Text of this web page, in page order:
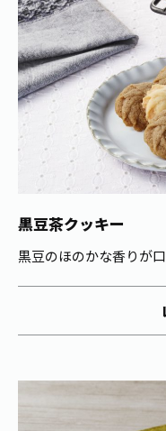
黒豆茶クッキー
黒豆のほのかな香りが